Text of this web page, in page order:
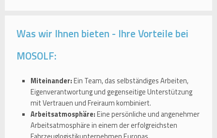
Was wir Ihnen bieten - Ihre Vorteile bei
MOSOLF:
Miteinander:Ein Team, das selbständiges Arbeiten,
Eigenverantwortung und gegenseitige Unterstützung
mit Vertrauen und Freiraum kombiniert.
Arbeitsatmosphäre:Eine persönliche und angenehmer
Arbeitsatmosphäre in einem der erfolgreichsten